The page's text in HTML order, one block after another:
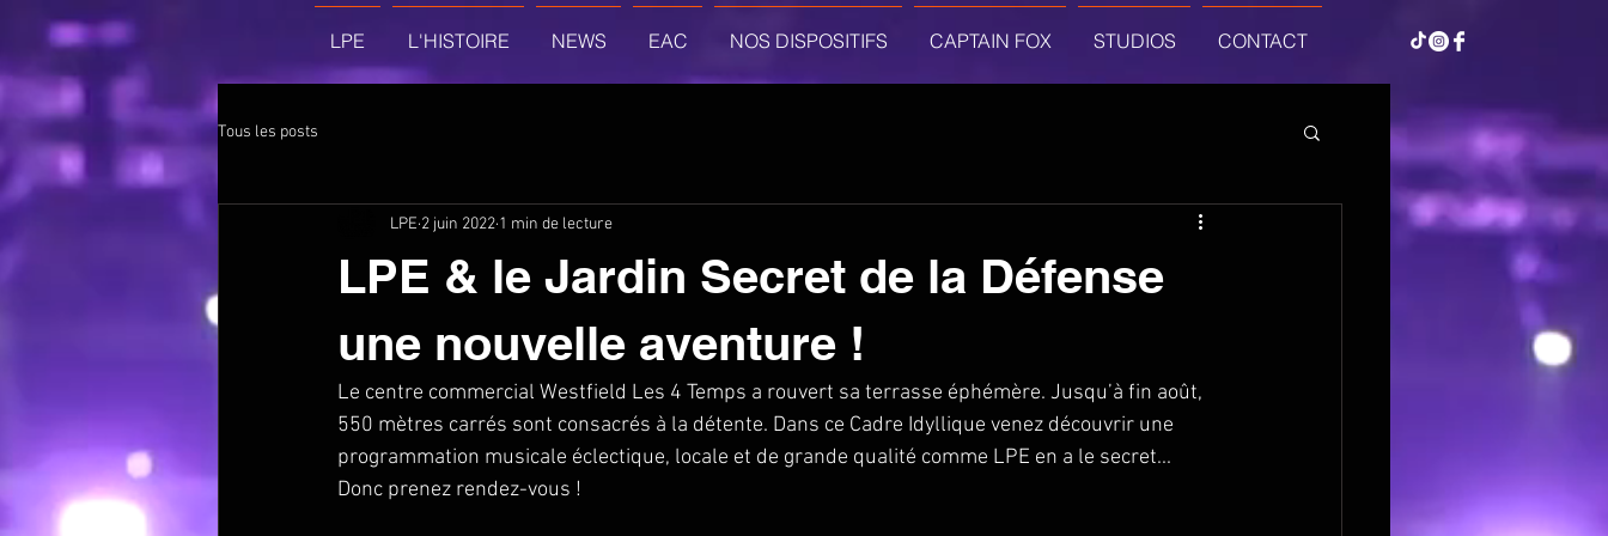
LPE L'HISTOIRE NEWS EAC NOS DISPOSITIFS CAPTAIN FOX STUDIOS CONTACT
Tous les posts
LPE & le Jardin Secret de la Défense
une nouvelle aventure !
LPE 2 juin 2022 1 min de lecture
Le centre commercial Westfield Les 4 Temps a rouvert sa terrasse éphémère. Jusqu’à fin août,
550 mètres carrés sont consacrés à la détente. Dans ce Cadre Idyllique venez découvrir une
programmation musicale éclectique, locale et de grande qualité comme LPE en a le secret...
Donc prenez rendez-vous !